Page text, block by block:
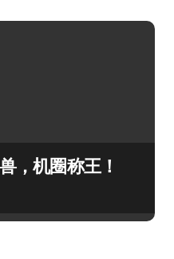
，机圈称王！